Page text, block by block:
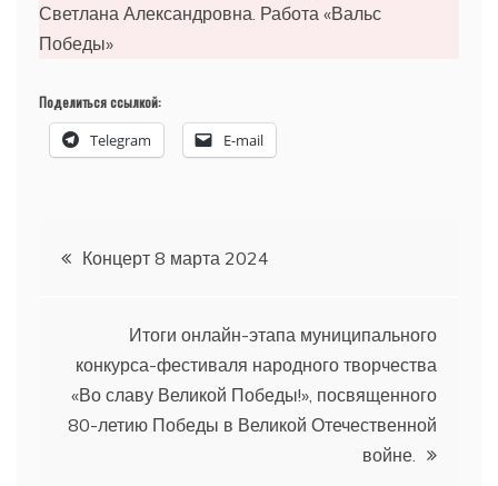
Светлана Александровна. Работа «Вальс
Победы»
Поделиться ссылкой:
Telegram E-mail
Навигация
записям
Концерт 8 марта 2024
Итоги онлайн-этапа муниципального
конкурса-фестиваля народного творчества
«Во славу Великой Победы!», посвященного
80-летию Победы в Великой Отечественной
войне.